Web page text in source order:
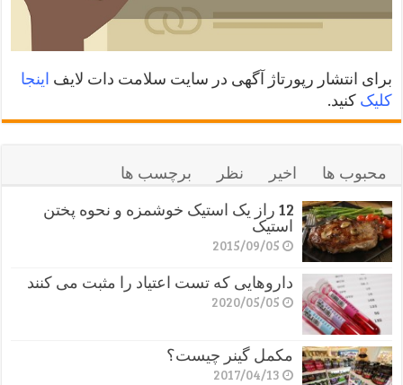
برای انتشار رپورتاژ آگهی در سایت سلامت دات لایف اینجا
کلیک کنید.
محبوب ها اخیر نظر
برچسب ها
12 راز یک استیک خوشمزه و نحوه پختن
استیک
2015/09/05
داروهایی که تست اعتیاد را مثبت می کنند
2020/05/05
مکمل گینر چیست؟
2017/04/13